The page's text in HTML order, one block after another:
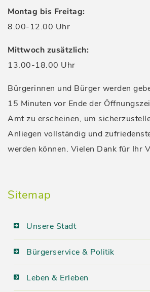
Montag bis Freitag:
8.00-12.00 Uhr
Mittwoch zusätzlich:
13.00-18.00 Uhr
Bürgerinnen und Bürger werden
15 Minuten vor Ende der
Amt zu erscheinen, um
Anliegen vollständig und
werden können. Vielen Dank für Ihr
Sitemap
Unsere Stadt
Bürgerservice & Politik
Leben & Erleben